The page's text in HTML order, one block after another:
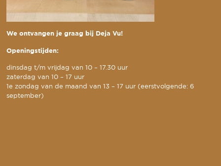
We ontvangen je graag bij Deja Vu!
Openingstijden:
dinsdag t/m vrijdag van 10 – 17.30 uur
zaterdag van 10 – 17 uur
1e zondag van de maand van 13 – 17 uur (eerstvolgende: 6
september)